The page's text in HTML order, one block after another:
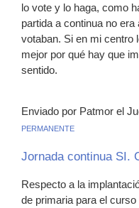
lo vote y lo haga, como
partida a continua no
votaban. Si en mi centro
mejor por qué hay que
sentido.
Enviado por Patmor el
PERMANENTE
Jornada continua SI.
Respecto a la
de primaria para el